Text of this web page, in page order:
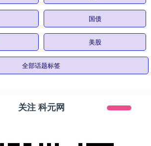
国债
美股
全部话题标签
关注 科元网